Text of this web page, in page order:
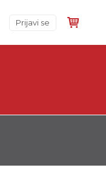
Prijavi se